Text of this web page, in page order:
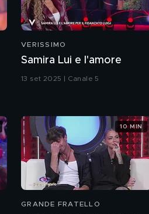
VERISSIMO
Samira Lui e l'amore
13 set 2025 | Canale 5
GRANDE FRATELLO
10 MIN